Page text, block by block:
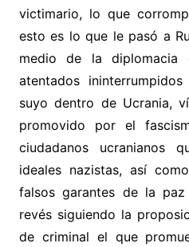
victimario, lo que
esto es lo que le pasó a
medio de la diplomacia
atentados
suyo dentro de Ucrania,
promovido por el
ciudadanos ucranianos
ideales nazistas, así
falsos garantes de la
revés siguiendo la
de criminal el que